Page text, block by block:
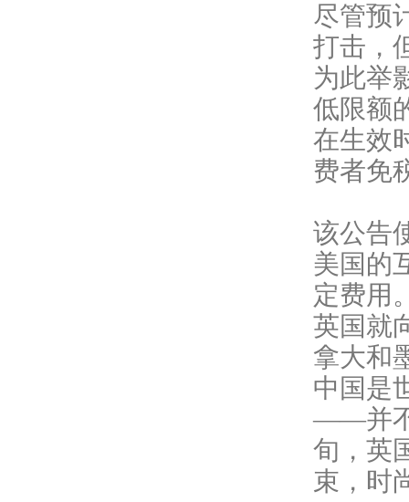
尽管预
打击，
为此举
低限额
在生效
费者免
该公告
美国的
定费用
英国就
拿大和
中国是
——并不
旬，英
束，时